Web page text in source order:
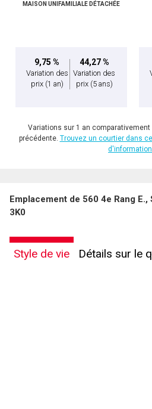
MAISON UNIFAMILIALE DÉTACHÉE
9,75 %
Variation des
prix (1 an)
44,27 %
Variation des
prix (5 ans)
Variations sur 1 an
précédente. Trouvez un courtier dans
Emplacement de 560 4e Rang E.,
3K0
Style de vie Détails sur le